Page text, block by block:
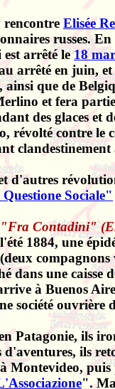
rencontre Elisée
russes.
arrêté le18
arrêté en juin,
que de
et fera
des glaces et
contre le
d'autres
Sociale"
"Fra Contadini"
1884, une
dans une
à Buenos
société ouvrière
Patagonie, ils
ils
Montevideo,
".